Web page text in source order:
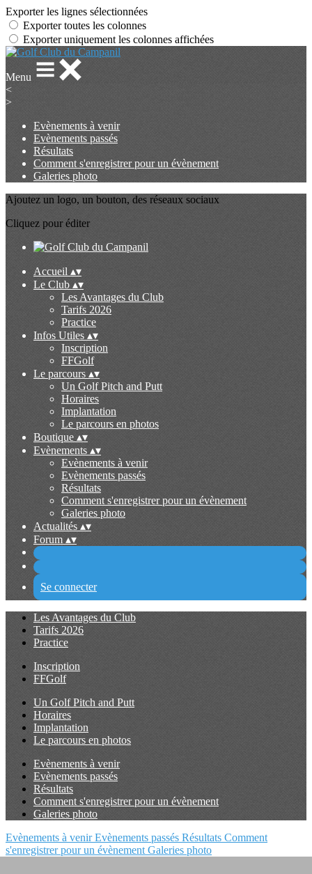
Exporter les lignes sélectionnées
Exporter toutes les colonnes
Exporter uniquement les colonnes affichées
Menu
<
>
Evènements à venir
Evènements passés
Résultats
Comment s'enregistrer pour un évènement
Galeries photo
Ajoutez un logo, un bouton, des réseaux sociaux
Cliquez pour éditer
Accueil ▴▾
Le Club ▴▾
Les Avantages du Club
Tarifs 2026
Practice
Infos Utiles ▴▾
Inscription
FFGolf
Le parcours ▴▾
Un Golf Pitch and Putt
Horaires
Implantation
Le parcours en photos
Boutique ▴▾
Evènements ▴▾
Evènements à venir
Evènements passés
Résultats
Comment s'enregistrer pour un évènement
Galeries photo
Actualités ▴▾
Forum ▴▾
Se connecter
Les Avantages du Club
Tarifs 2026
Practice
Inscription
FFGolf
Un Golf Pitch and Putt
Horaires
Implantation
Le parcours en photos
Evènements à venir
Evènements passés
Résultats
Comment s'enregistrer pour un évènement
Galeries photo
Evènements à venirEvènements passés Résultats Comment
s'enregistrer pour un évènement Galeries photo